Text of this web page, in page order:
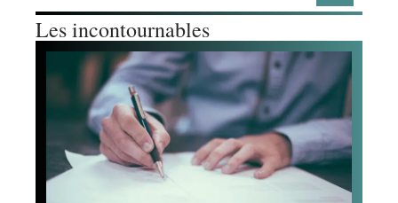
Les incontournables